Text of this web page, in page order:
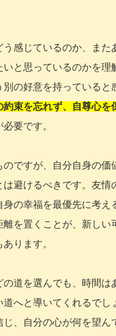
感じているのか、また
いと思っているのかを理
別の好意を持っていると
約束を忘れず、自尊心を
要です。
のですが、自分自身の価
は避けるべきです。友情
の幸福を最優先に考え
離を置くことが、新しい
ります。
道を選んでも、時間は
道へと導いてくれるでし
、自分の心が何を望ん